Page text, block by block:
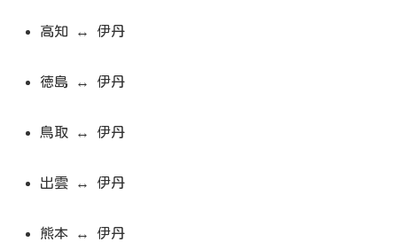
高知 ↔ 伊丹
徳島 ↔ 伊丹
鳥取 ↔ 伊丹
出雲 ↔ 伊丹
熊本 ↔ 伊丹